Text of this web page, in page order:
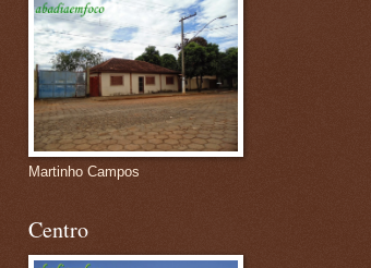
Martinho Campos
Centro